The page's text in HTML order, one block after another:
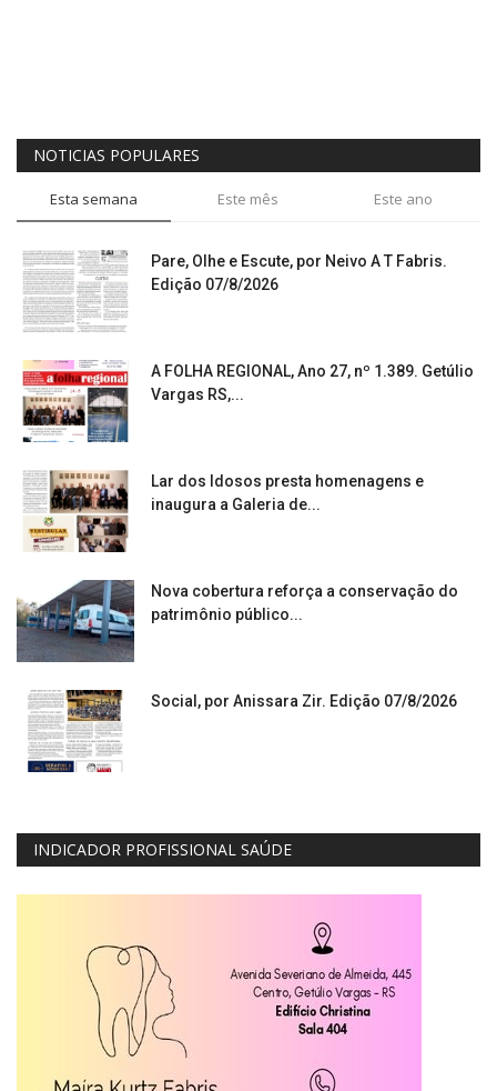
NOTICIAS POPULARES
Esta semana Este mês Este ano
Pare, Olhe e Escute, por Neivo A T Fabris.
Edição 07/8/2026
A FOLHA REGIONAL, Ano 27, nº 1.389. Getúlio
Vargas RS,...
Lar dos Idosos presta homenagens e
inaugura a Galeria de...
Nova cobertura reforça a conservação do
patrimônio público...
Social, por Anissara Zir. Edição 07/8/2026
INDICADOR PROFISSIONAL SAÚDE